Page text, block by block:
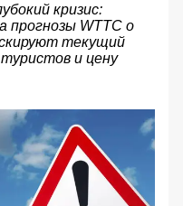
кризис:
прогнозы WTTC о
текущий
и цену